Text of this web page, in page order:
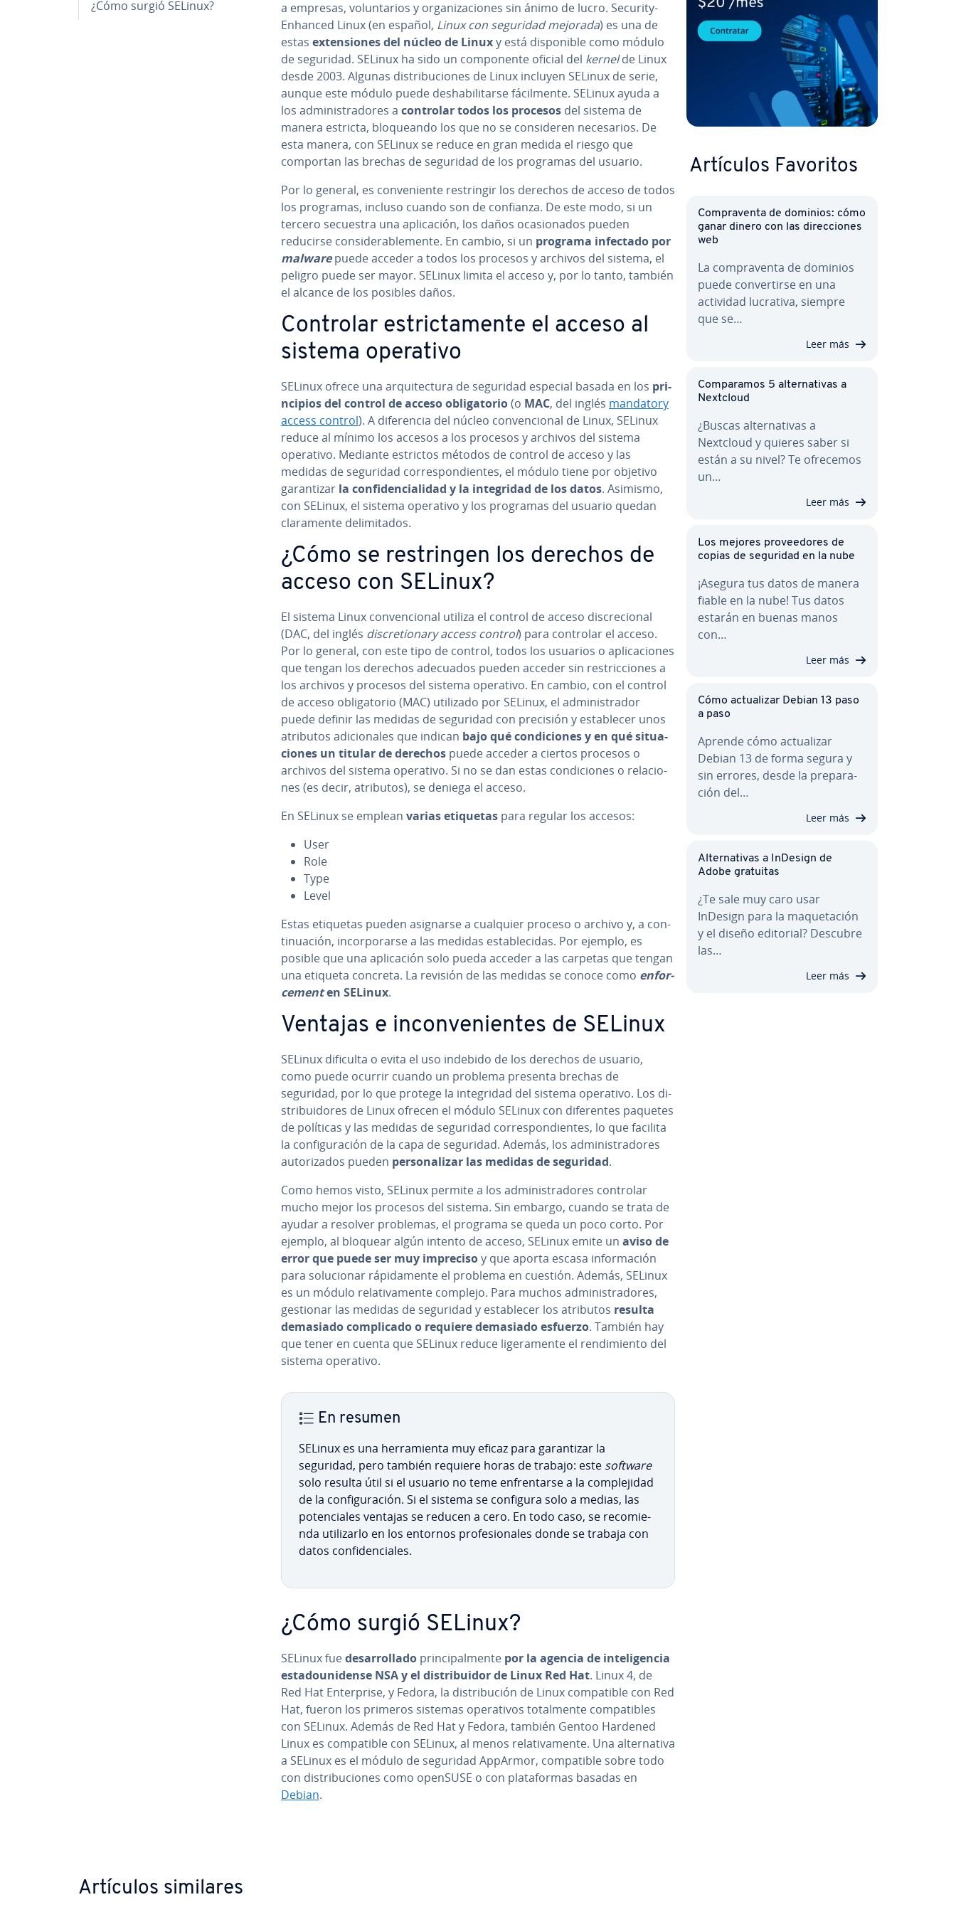
¿Cómo surgió SELinux?
a empresas, vo­lu­n­ta­rios y or­ga­ni­za­cio­nes sin ánimo de lucro. Security-
Enhanced Linux (en español, Linux con seguridad mejorada) es una de
estas ex­te­n­sio­nes del núcleo de Linuxy está di­s­po­ni­ble como módulo
de seguridad. SELinux ha sido un co­m­po­ne­n­te oficial del kernelde Linux
desde 2003. Algunas di­s­tri­bu­cio­nes de Linux incluyen SELinux de serie,
aunque este módulo puede des­ha­bi­li­tar­se fá­ci­l­me­n­te. SELinux ayuda a
los ad­mi­ni­s­tra­do­res a controlar todos los procesos del sistema de
manera estricta, blo­quea­n­do los que no se co­n­si­de­ren ne­ce­sa­rios. De
esta manera, con SELinux se reduce en gran medida el riesgo que
comportan las brechas de seguridad de los programas del usuario.
Por lo general, es co­n­ve­nie­n­te re­s­tri­n­gir los derechos de acceso de todos
los programas, incluso cuando son de confianza. De este modo, si un
tercero secuestra una apli­ca­ción, los daños oca­sio­na­dos pueden
reducirse co­n­si­de­ra­ble­me­n­te. En cambio, si un programa infectado por
malwarepuede acceder a todos los procesos y archivos del sistema, el
peligro puede ser mayor. SELinux limita el acceso y, por lo tanto, también
el alcance de los posibles daños.
Controlar es­tri­c­ta­me­n­te el acceso al
sistema operativo
SELinux ofrece una ar­qui­te­c­tu­ra de seguridad especial basada en los pri­
n­ci­pios del control de acceso obli­ga­to­rio(o MAC, del inglés mandatory
access control). A di­fe­re­n­cia del núcleo co­n­ve­n­cio­nal de Linux, SELinux
reduce al mínimo los accesos a los procesos y archivos del sistema
operativo. Mediante estrictos métodos de control de acceso y las
medidas de seguridad co­rre­s­po­n­die­n­tes, el módulo tiene por objetivo
ga­ra­n­ti­zar la co­n­fi­de­n­cia­li­dad y la in­te­gri­dad de los datos. Asimismo,
con SELinux, el sistema operativo y los programas del usuario quedan
cla­ra­me­n­te de­li­mi­ta­dos.
¿Cómo se re­s­tri­n­gen los derechos de
acceso con SELinux?
El sistema Linux co­n­ve­n­cio­nal utiliza el control de acceso di­s­cre­cio­nal
(DAC, del inglés di­s­cre­tio­na­ry access control) para controlar el acceso.
Por lo general, con este tipo de control, todos los usuarios o apli­ca­cio­nes
que tengan los derechos adecuados pueden acceder sin re­s­tri­c­cio­nes a
los archivos y procesos del sistema operativo. En cambio, con el control
de acceso obli­ga­to­rio (MAC) utilizado por SELinux, el ad­mi­ni­s­tra­dor
puede definir las medidas de seguridad con precisión y es­ta­ble­cer unos
atributos adi­cio­na­les que indican bajo qué co­n­di­cio­nes y en qué si­tua­
cio­nes un titular de derechos puede acceder a ciertos procesos o
archivos del sistema operativo. Si no se dan estas co­n­di­cio­nes o re­la­cio­
nes (es decir, atributos), se deniega el acceso.
En SELinux se emplean varias etiquetas para regular los accesos:
User
Role
Type
Level
Estas etiquetas pueden asignarse a cualquier proceso o archivo y, a co­n­
ti­nua­ción, in­co­r­po­rar­se a las medidas es­ta­ble­ci­das. Por ejemplo, es
posible que una apli­ca­ción solo pueda acceder a las carpetas que tengan
una etiqueta concreta. La revisión de las medidas se conoce como en­fo­r­
ce­me­nten SELinux.
Ventajas e in­co­n­ve­nie­n­tes de SELinux
SELinux dificulta o evita el uso indebido de los derechos de usuario,
como puede ocurrir cuando un problema presenta brechas de
seguridad, por lo que protege la in­te­gri­dad del sistema operativo. Los di­
s­tri­bui­do­res de Linux ofrecen el módulo SELinux con di­fe­re­n­tes paquetes
de políticas y las medidas de seguridad co­rre­s­po­n­die­n­tes, lo que facilita
la co­n­fi­gu­ra­ción de la capa de seguridad. Además, los ad­mi­ni­s­tra­do­res
au­to­ri­za­dos pueden pe­r­so­na­li­zar las medidas de seguridad.
Como hemos visto, SELinux permite a los ad­mi­ni­s­tra­do­res controlar
mucho mejor los procesos del sistema. Sin embargo, cuando se trata de
ayudar a resolver problemas, el programa se queda un poco corto. Por
ejemplo, al bloquear algún intento de acceso, SELinux emite un aviso de
error que puede ser muy imprecisoy que aporta escasa in­fo­r­ma­ción
para so­lu­cio­nar rá­pi­da­me­n­te el problema en cuestión. Además, SELinux
es un módulo re­la­ti­va­me­n­te complejo. Para muchos ad­mi­ni­s­tra­do­res,
gestionar las medidas de seguridad y es­ta­ble­cer los atributos resulta
demasiado co­m­pli­ca­do o requiere demasiado esfuerzo. También hay
que tener en cuenta que SELinux reduce li­ge­ra­me­n­te el re­n­di­mie­n­to del
sistema operativo.
En resumen
SELinux es una he­rra­mie­n­ta muy eficaz para ga­ra­n­ti­zar la
seguridad, pero también requiere horas de trabajo: este software
solo resulta útil si el usuario no teme en­fre­n­tar­se a la co­m­ple­ji­dad
de la co­n­fi­gu­ra­ción. Si el sistema se configura solo a medias, las
po­te­n­cia­les ventajas se reducen a cero. En todo caso, se re­co­mie­
n­da uti­li­zar­lo en los entornos pro­fe­sio­na­les donde se trabaja con
datos co­n­fi­de­n­cia­les.
¿Cómo surgió SELinux?
SELinux fuede­sa­rro­lla­do pri­n­ci­pa­l­me­n­te por la agencia de in­te­li­ge­n­cia
es­ta­dou­ni­de­n­se NSA y el di­s­tri­bui­dor de Linux Red Hat. Linux 4, de
Red Hat En­te­r­pri­se, y Fedora, la di­s­tri­bu­ción de Linux co­m­pa­ti­ble con Red
Hat, fueron los primeros sistemas ope­ra­ti­vos to­ta­l­me­n­te co­m­pa­ti­bles
con SELinux. Además de Red Hat y Fedora, también Gentoo Hardened
Linux es co­m­pa­ti­ble con SELinux, al menos re­la­ti­va­me­n­te. Una al­te­r­na­ti­va
a SELinux es el módulo de seguridad AppArmor, co­m­pa­ti­ble sobre todo
con di­s­tri­bu­cio­nes como openSUSE o con pla­ta­fo­r­mas basadas en
Debian.
Artículos Favoritos
Co­m­pra­ve­n­ta de dominios: cómo
ganar dinero con las di­re­c­cio­nes
web
La co­m­pra­ve­n­ta de dominios
puede co­n­ve­r­ti­r­se en una
actividad lucrativa, siempre
que se…
Leer más
Co­m­pa­ra­mos 5 al­te­r­na­ti­vas a
Nextcloud
¿Buscas al­te­r­na­ti­vas a
Nextcloud y quieres saber si
están a su nivel? Te ofrecemos
un…
Leer más
Los mejores pro­vee­do­res de
copias de seguridad en la nube
¡Asegura tus datos de manera
fiable en la nube! Tus datos
estarán en buenas manos
con…
Leer más
Cómo ac­tua­li­zar Debian 13 paso
a paso
Aprende cómo ac­tua­li­zar
Debian 13 de forma segura y
sin errores, desde la pre­pa­ra­
ción del…
Leer más
Al­te­r­na­ti­vas a InDesign de
Adobe gratuitas
¿Te sale muy caro usar
InDesign para la ma­que­ta­ción
y el diseño editorial? Descubre
las…
Leer más
Artículos similares